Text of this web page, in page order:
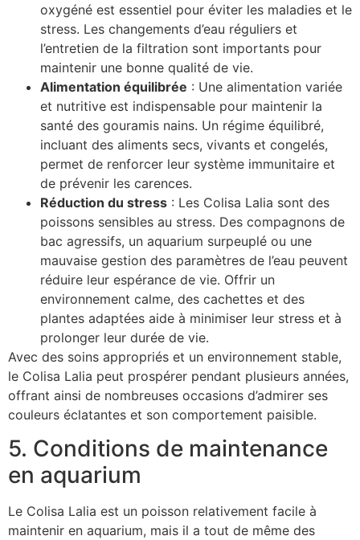
oxygéné est essentiel pour éviter les maladies et le
stress. Les changements d’eau réguliers et
l’entretien de la filtration sont importants pour
maintenir une bonne qualité de vie.
Alimentation équilibrée : Une alimentation variée
et nutritive est indispensable pour maintenir la
santé des gouramis nains. Un régime équilibré,
incluant des aliments secs, vivants et congelés,
permet de renforcer leur système immunitaire et
de prévenir les carences.
Réduction du stress : Les Colisa Lalia sont des
poissons sensibles au stress. Des compagnons de
bac agressifs, un aquarium surpeuplé ou une
mauvaise gestion des paramètres de l’eau peuvent
réduire leur espérance de vie. Offrir un
environnement calme, des cachettes et des
plantes adaptées aide à minimiser leur stress et à
prolonger leur durée de vie.
Avec des soins appropriés et un environnement stable,
le Colisa Lalia peut prospérer pendant plusieurs années,
offrant ainsi de nombreuses occasions d’admirer ses
couleurs éclatantes et son comportement paisible.
5. Conditions de maintenance
en aquarium
Le Colisa Lalia est un poisson relativement facile à
maintenir en aquarium, mais il a tout de même des